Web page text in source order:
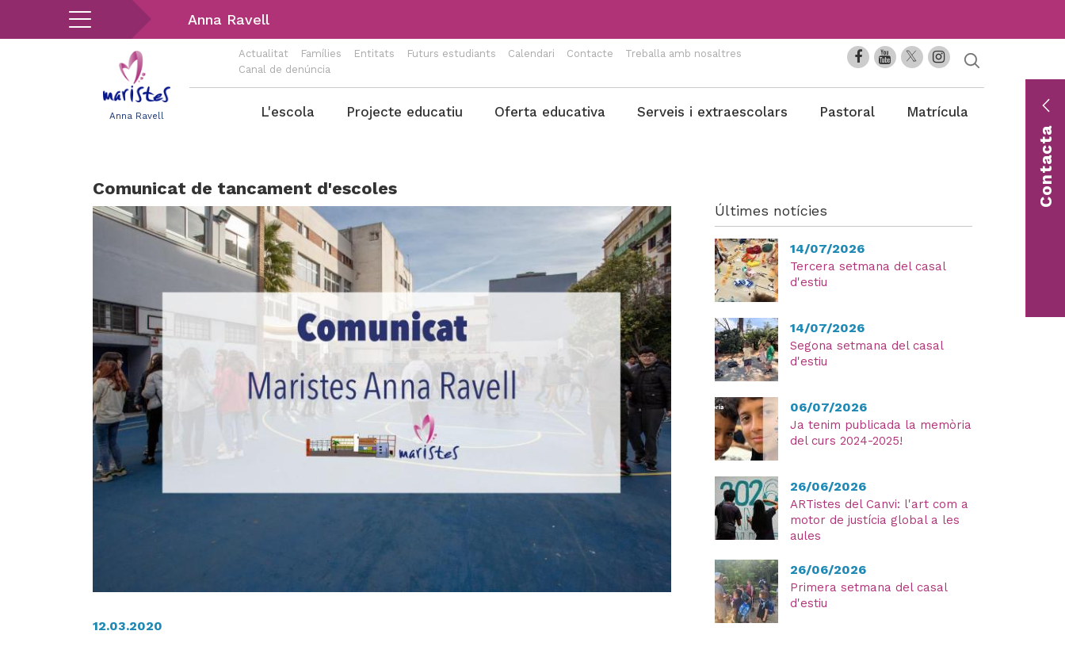
Anna Ravell
Anna Ravell
Actualitat Famílies Entitats Futurs estudiants Calendari Contacte
Treballa amb nosaltres
Canal de denúncia
Menu
L'escola Projecte educatiu Oferta educativa Serveis i extraescolars Pastoral Matrícula
Comunicat de tancament d'escoles
12.03.2020
Últimes notícies
14/07/2026
Tercera setmana del casal
d'estiu
14/07/2026
Segona setmana del casal
d'estiu
06/07/2026
Ja tenim publicada la memòria
del curs 2024-2025!
26/06/2026
ARTistes del Canvi: l'art com a
motor de justícia global a les
aules
26/06/2026
Primera setmana del casal
d'estiu
Contacta